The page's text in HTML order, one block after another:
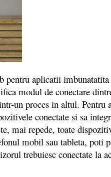
aplicatii
modul de conectare
un proces in altul. Pentru
conectate si sa
mai repede, toate
mobil sau tableta, poti
trebuiesc conectate la